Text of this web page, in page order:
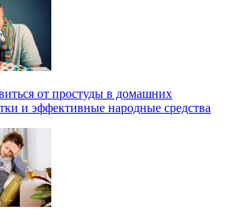
от простуды в домашних
и эффективные народные средства